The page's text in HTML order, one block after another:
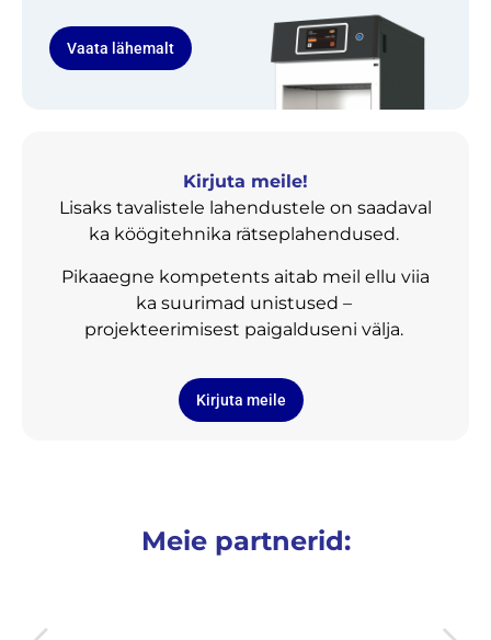
Vaata lähemalt
Kirjuta meile!
Lisaks tavalistele lahendustele on saadaval
ka köögitehnika rätseplahendused.
Pikaaegne kompetents aitab meil ellu viia
ka suurimad unistused –
projekteerimisest paigalduseni välja.
Kirjuta meile
Meie partnerid: